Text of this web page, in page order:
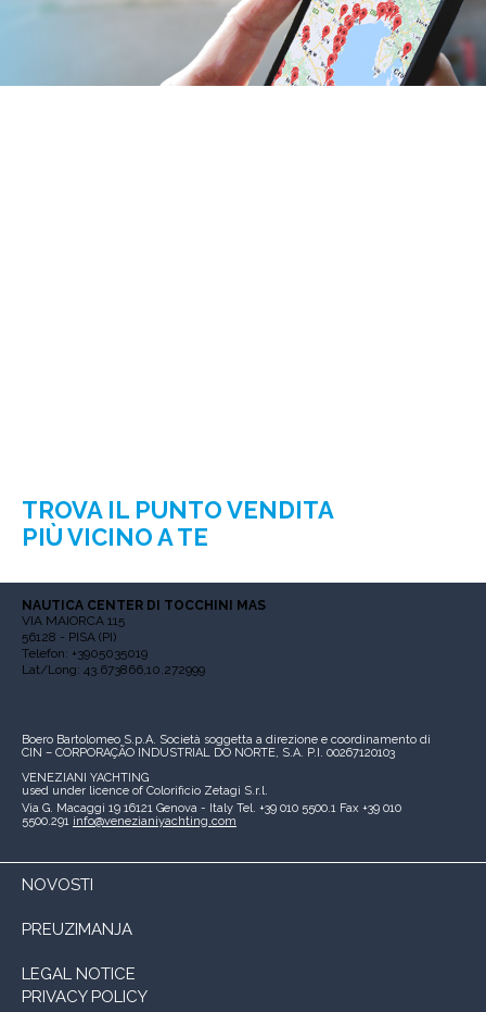
TROVA IL PUNTO VENDITA
PIÙ VICINO A TE
NAUTICA CENTER DI TOCCHINI MAS
VIA MAIORCA 115
56128 - PISA (PI)
Telefon: +3905035019
Lat/Long: 43.673866,10.272999
Boero Bartolomeo S.p.A. Società soggetta a direzione e coordinamento di
CIN – CORPORAÇÃO INDUSTRIAL DO NORTE, S.A. P.I. 00267120103
VENEZIANI YACHTING
used under licence of Colorificio Zetagi S.r.l.
Via G. Macaggi 19 16121 Genova - Italy Tel. +39 010 5500.1 Fax +39 010
5500.291 info@venezianiyachting.com
NOVOSTI
PREUZIMANJA
LEGAL NOTICE
PRIVACY POLICY